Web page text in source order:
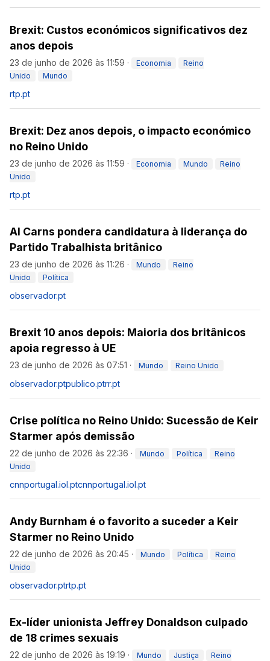
Brexit: Custos económicos significativos dez
anos depois
23 de junho de 2026 às 11:59 · Economia
Reino
Unido
Mundo
rtp.pt
Brexit: Dez anos depois, o impacto económico
no Reino Unido
23 de junho de 2026 às 11:59 · Economia Mundo
Reino
Unido
rtp.pt
Al Carns pondera candidatura à liderança do
Partido Trabalhista britânico
23 de junho de 2026 às 11:26 · Mundo
Reino
Unido
Política
observador.pt
Brexit 10 anos depois: Maioria dos britânicos
apoia regresso à UE
23 de junho de 2026 às 07:51 · Mundo Reino Unido
observador.ptpublico.ptrr.pt
Crise política no Reino Unido: Sucessão de Keir
Starmer após demissão
22 de junho de 2026 às 22:36 · Mundo Política
Reino
Unido
cnnportugal.iol.ptcnnportugal.iol.pt
Andy Burnham é o favorito a suceder a Keir
Starmer no Reino Unido
22 de junho de 2026 às 20:45 · Mundo Política
Reino
Unido
observador.ptrtp.pt
Ex-líder unionista Jeffrey Donaldson culpado
de 18 crimes sexuais
22 de junho de 2026 às 19:19 · Mundo Justiça
Reino